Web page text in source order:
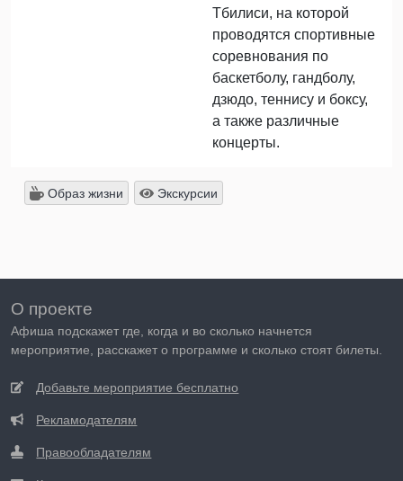
Тбилиси, на которой
проводятся спортивные
соревнования по
баскетболу, гандболу,
дзюдо, теннису и боксу,
а также различные
концерты.
Образ жизни Экскурсии
О проекте
Афиша подскажет где, когда и во сколько начнется
мероприятие, расскажет о программе и сколько стоят билеты.
Добавьте мероприятие бесплатно
Рекламодателям
Правообладателям